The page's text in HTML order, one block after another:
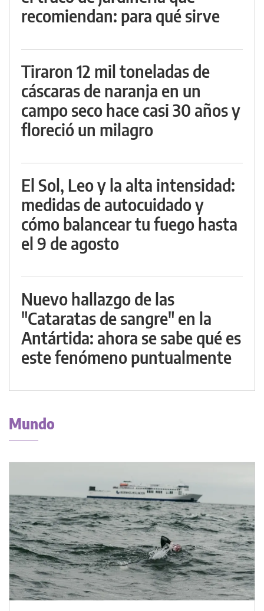
recomiendan: para qué sirve
Tiraron 12 mil toneladas de
cáscaras de naranja en un
campo seco hace casi 30 años y
floreció un milagro
El Sol, Leo y la alta intensidad:
medidas de autocuidado y
cómo balancear tu fuego hasta
el 9 de agosto
Nuevo hallazgo de las
"Cataratas de sangre" en la
Antártida: ahora se sabe qué es
este fenómeno puntualmente
Mundo